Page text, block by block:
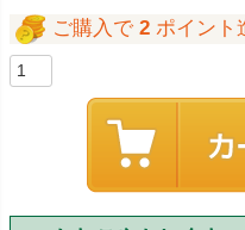
ご購入で 2 ポイント